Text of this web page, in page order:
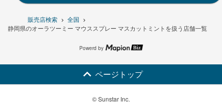
販売店検索
全国
静岡県のオーラツーミー マウススプレー マスカットミントを扱う店舗一覧
Powerd by
ページトップ
© Sunstar Inc.